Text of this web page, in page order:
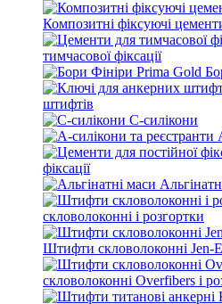
Композитні фіксуючі
тимчасової фіксації
штифтів
С-силікони
фіксації
скловолоконні і розгортки
Штифти скловолоконні Jen-
скловолоконні Overfibers і